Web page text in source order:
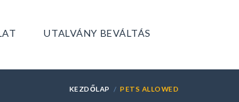
UTALVÁNY BEVÁLTÁS
KEZDŐLAP PETS ALLOWED